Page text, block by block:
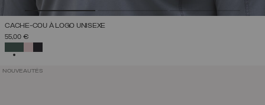
CACHE-COU À LOGO UNISEXE
55,00 €
NOUVEAUTÉS